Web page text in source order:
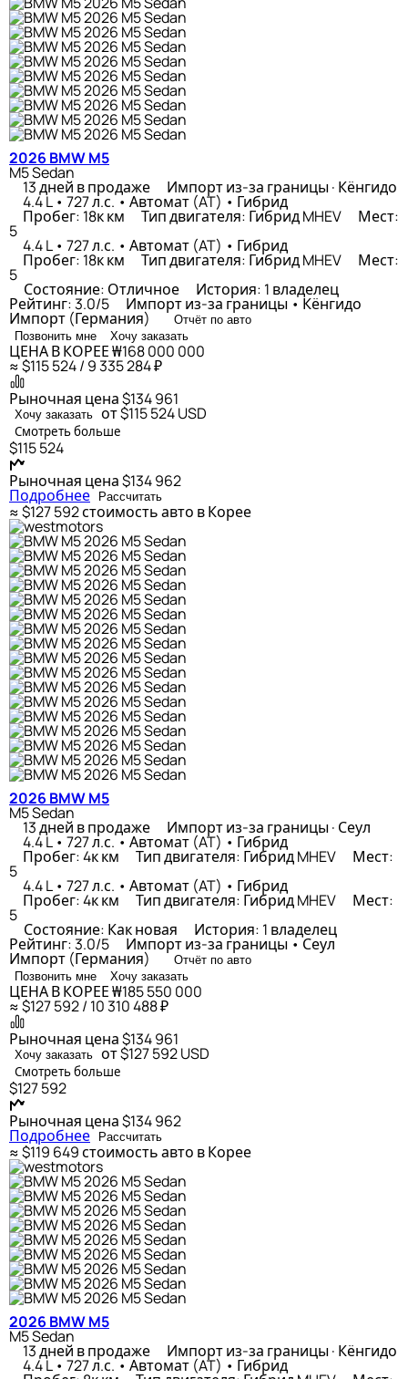
2026 BMW M5
M5 Sedan
13 дней в продаже Импорт из-за границы · Кёнгидо
4.4 L • 727 л.с. • Автомат (AT) • Гибрид
Пробег: 18к км Тип двигателя: Гибрид MHEV Мест:
5
4.4 L • 727 л.с. • Автомат (AT) • Гибрид
Пробег: 18к км Тип двигателя: Гибрид MHEV Мест:
5
Состояние: Отличное История: 1 владелец
Рейтинг: 3.0/5 Импорт из-за границы • Кёнгидо
Импорт (Германия)
Отчёт по авто
Позвонить мне
Хочу заказать
ЦЕНА В КОРЕЕ₩168 000 000
≈ $115 524 / 9 335 284 ₽
Рыночная цена$134 961
Хочу заказать от $115 524USD
Смотреть больше
$115 524
Рыночная цена$134 962
Подробнее Рассчитать
≈ $127 592стоимость авто в Корее
2026 BMW M5
M5 Sedan
13 дней в продаже Импорт из-за границы · Сеул
4.4 L • 727 л.с. • Автомат (AT) • Гибрид
Пробег: 4к км Тип двигателя: Гибрид MHEV Мест:
5
4.4 L • 727 л.с. • Автомат (AT) • Гибрид
Пробег: 4к км Тип двигателя: Гибрид MHEV Мест:
5
Состояние: Как новая История: 1 владелец
Рейтинг: 3.0/5 Импорт из-за границы • Сеул
Импорт (Германия)
Отчёт по авто
Позвонить мне
Хочу заказать
ЦЕНА В КОРЕЕ₩185 550 000
≈ $127 592 / 10 310 488 ₽
Рыночная цена$134 961
Хочу заказать от $127 592USD
Смотреть больше
$127 592
Рыночная цена$134 962
Подробнее Рассчитать
≈ $119 649стоимость авто в Корее
2026 BMW M5
M5 Sedan
13 дней в продаже Импорт из-за границы · Кёнгидо
4.4 L • 727 л.с. • Автомат (AT) • Гибрид